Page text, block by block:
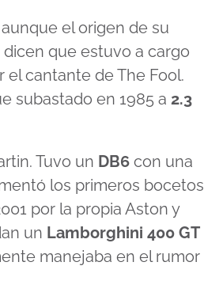
aunque el origen de su
que estuvo a cargo
cantante de The Fool.
subastado en 1985 a 2.3
Tuvo un DB6 con una
los primeros bocetos
por la propia Aston y
un Lamborghini 400 GT
manejaba en el rumor